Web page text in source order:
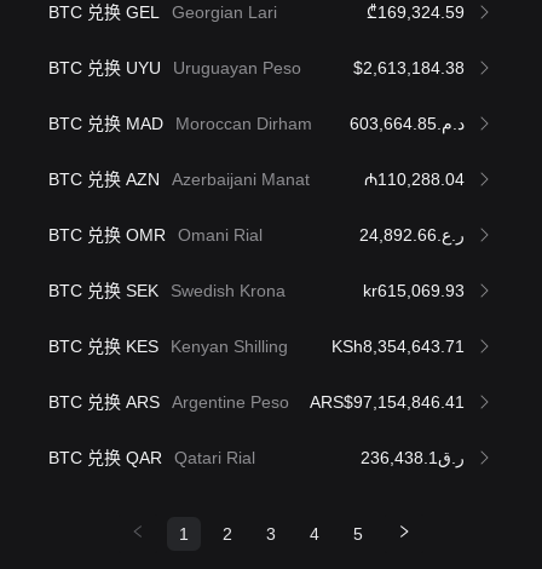
BTC 兑换 GEL Georgian Lari ₾169,324.59
BTC 兑换 UYU Uruguayan Peso $2,613,184.38
BTC 兑换 MAD Moroccan Dirham د.م.603,664.85
BTC 兑换 AZN Azerbaijani Manat ₼110,288.04
BTC 兑换 OMR Omani Rial ر.ع.24,892.66
BTC 兑换 SEK Swedish Krona kr615,069.93
BTC 兑换 KES Kenyan Shilling KSh8,354,643.71
BTC 兑换 ARS Argentine Peso ARS$97,154,846.41
BTC 兑换 QAR Qatari Rial ر.ق236,438.1
1 2 3 4 5